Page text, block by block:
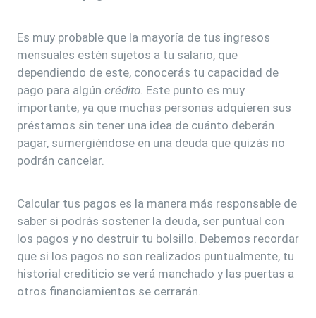
Es muy probable que la mayoría de tus ingresos
mensuales estén sujetos a tu salario, que
dependiendo de este, conocerás tu capacidad de
pago para algún crédito. Este punto es muy
importante, ya que muchas personas adquieren sus
préstamos sin tener una idea de cuánto deberán
pagar, sumergiéndose en una deuda que quizás no
podrán cancelar.
Calcular tus pagos es la manera más responsable de
saber si podrás sostener la deuda, ser puntual con
los pagos y no destruir tu bolsillo. Debemos recordar
que si los pagos no son realizados puntualmente, tu
historial crediticio se verá manchado y las puertas a
otros financiamientos se cerrarán.